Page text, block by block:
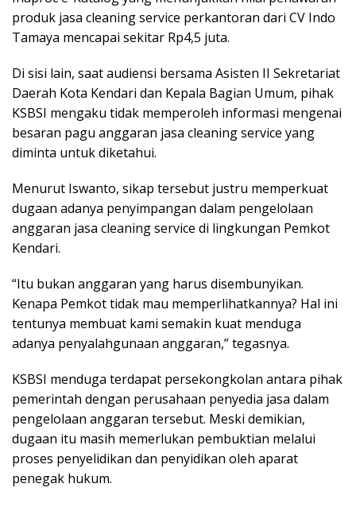
produk jasa cleaning service perkantoran dari CV Indo
Tamaya mencapai sekitar Rp4,5 juta.
Di sisi lain, saat audiensi bersama Asisten II Sekretariat
Daerah Kota Kendari dan Kepala Bagian Umum, pihak
KSBSI mengaku tidak memperoleh informasi mengenai
besaran pagu anggaran jasa cleaning service yang
diminta untuk diketahui.
Menurut Iswanto, sikap tersebut justru memperkuat
dugaan adanya penyimpangan dalam pengelolaan
anggaran jasa cleaning service di lingkungan Pemkot
Kendari.
“Itu bukan anggaran yang harus disembunyikan.
Kenapa Pemkot tidak mau memperlihatkannya? Hal ini
tentunya membuat kami semakin kuat menduga
adanya penyalahgunaan anggaran,” tegasnya.
KSBSI menduga terdapat persekongkolan antara pihak
pemerintah dengan perusahaan penyedia jasa dalam
pengelolaan anggaran tersebut. Meski demikian,
dugaan itu masih memerlukan pembuktian melalui
proses penyelidikan dan penyidikan oleh aparat
penegak hukum.